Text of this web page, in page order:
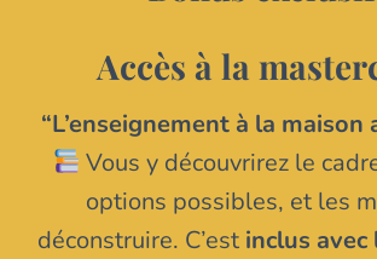
Accès à la
“L’enseignement à la maison
Vous y découvrirez le
options possibles, et les
déconstruire. C’est inclus avec